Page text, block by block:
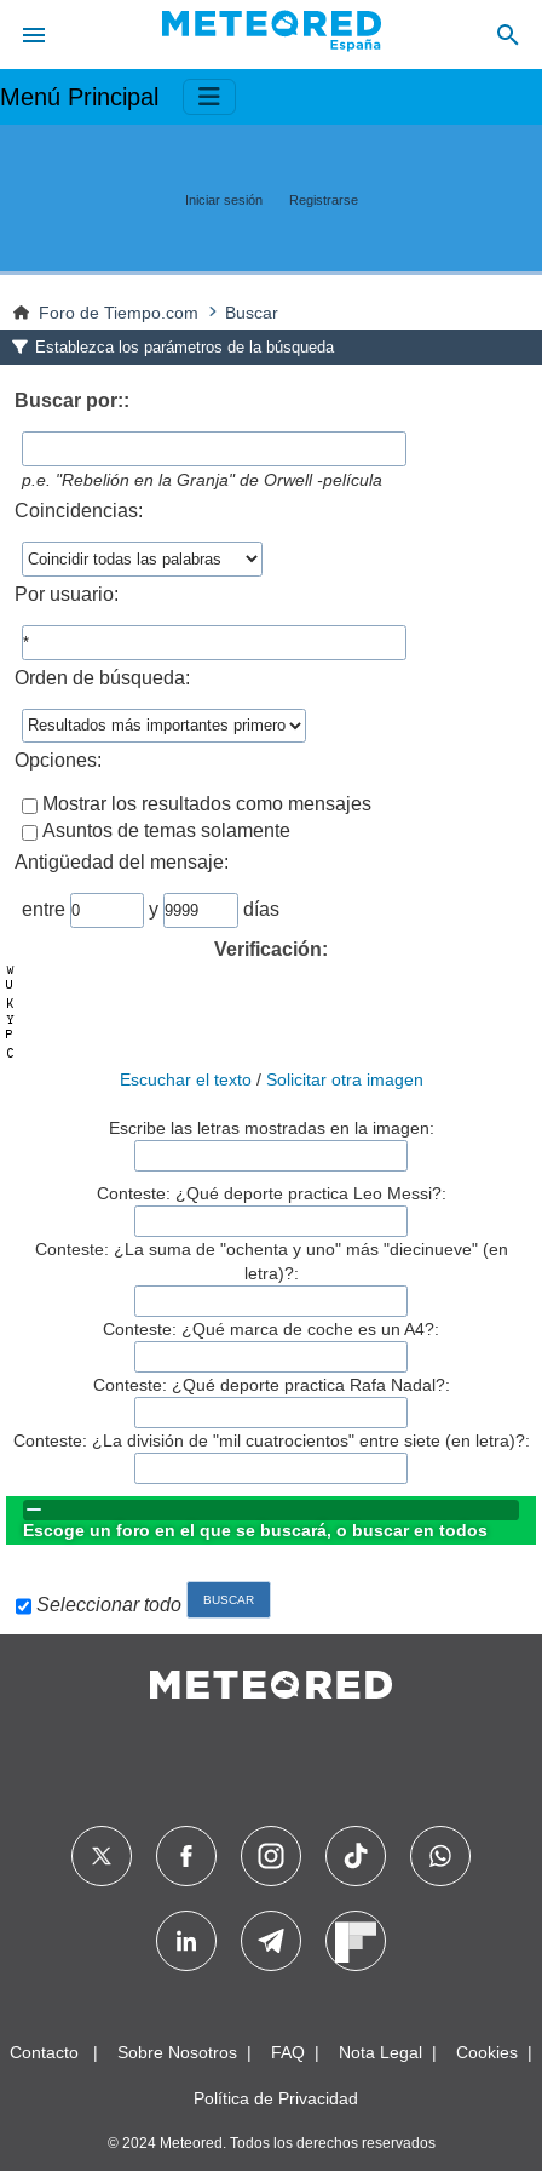
Menú Principal
Iniciar sesión Registrarse
Foro de Tiempo.com Buscar
Establezca los parámetros de la búsqueda
Buscar por::
p.e. "Rebelión en la Granja" de Orwell -película
Coincidencias:
Por usuario:
Orden de búsqueda:
Opciones:
Mostrar los resultados como mensajes
Asuntos de temas solamente
Antigüedad del mensaje:
entre y
días
Verificación:
Escuchar el texto/ Solicitar otra imagen
Escribe las letras mostradas en la imagen:
Conteste: ¿Qué deporte practica Leo Messi?:
Conteste: ¿La suma de "ochenta y uno" más "diecinueve" (en
letra)?:
Conteste: ¿Qué marca de coche es un A4?:
Conteste: ¿Qué deporte practica Rafa Nadal?:
Conteste: ¿La división de "mil cuatrocientos" entre siete (en letra)?:
Escoge un foro en el que se buscará, o buscar en todos
Seleccionar todo
Contacto Sobre Nosotros FAQ Nota Legal Cookies
Política de Privacidad
© 2024 Meteored. Todos los derechos reservados